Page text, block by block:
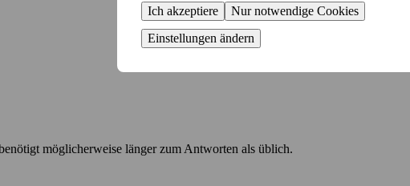
Ich akzeptiere
Nur notwendige Cookies
Einstellungen ändern
möglicherweise länger zum Antworten als üblich.